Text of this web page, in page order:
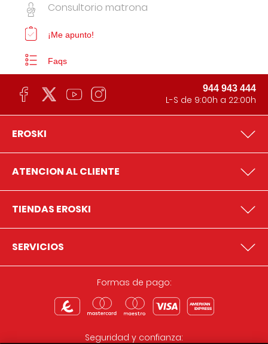
Consultorio matrona
¡Me apunto!
Faqs
944 943 444
L-S de 9:00h a 22:00h
EROSKI
ATENCION AL CLIENTE
TIENDAS EROSKI
SERVICIOS
Formas de pago:
Seguridad y confianza: